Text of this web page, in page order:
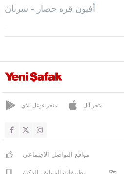
تشايرباغ
دازكيري
ديرمانايفالي
ديشلي
دوغر
أفيون قره حصار - سربان
متجر غوغل بلاي متجر آبل
مواقع التواصل الاجتماعي
تطبيقات الهواتف الذكية